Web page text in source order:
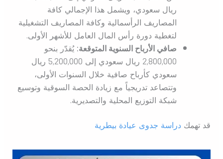
ريال سعودي، ويشمل هذا الإجمالي كافة
المصاريف الرأسمالية وكافة المصاريف التشغيلية
لتغطية دورة رأس المال العامل للأشهر الأولى.
صافي الأرباح السنوية المتوقعة:يُقدّر بنحو
2,800,000 ريال سعودي إلى 5,200,000 ريال
سعودي كأرباح صافية خلال السنوات الأولى،
وتتصاعد تدريجياً مع زيادة الحصة السوقية وتوسيع
شبكة التوزيع المحلية والتصديرية.
قد تهمك دراسة جدوى عيادة بيطرية